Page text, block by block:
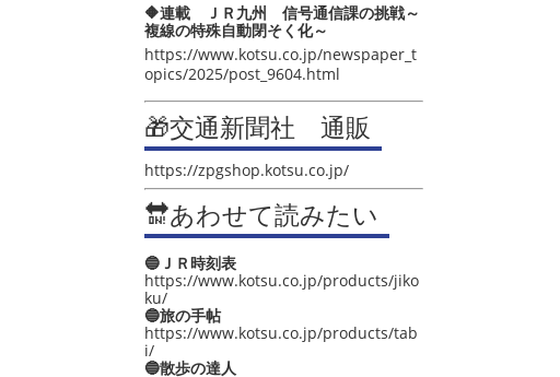
🔶連載 ＪＲ九州 信号通信課の挑戦～
複線の特殊自動閉そく化～
https://www.kotsu.co.jp/newspaper_t
opics/2025/post_9604.html
🎁交通新聞社 通販
https://zpgshop.kotsu.co.jp/
🔛あわせて読みたい
🔵ＪＲ時刻表
https://www.kotsu.co.jp/products/jiko
ku/
🔵旅の手帖
https://www.kotsu.co.jp/products/tab
i/
🔵散歩の達人